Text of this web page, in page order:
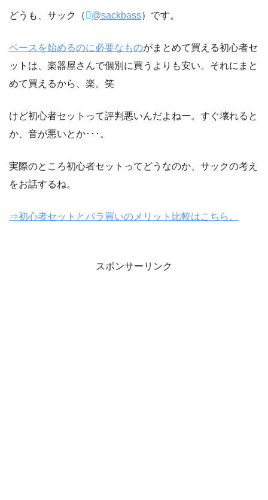
どうも、サック（ @sackbass）です。
ベースを始めるのに必要なものがまとめて買える初心者セ
ットは、楽器屋さんで個別に買うよりも安い。それにまと
めて買えるから、楽。笑
けど初心者セットって評判悪いんだよねー。すぐ壊れると
か、音が悪いとか･･･。
実際のところ初心者セットってどうなのか、サックの考え
をお話するね。
⇒初心者セットとバラ買いのメリット比較はこちら。
スポンサーリンク